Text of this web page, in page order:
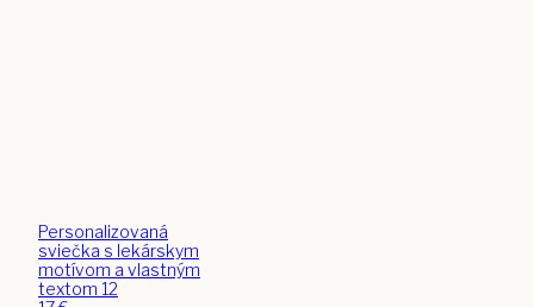
Personalizovaná
sviečka s lekárskym
motívom a vlastným
textom 12